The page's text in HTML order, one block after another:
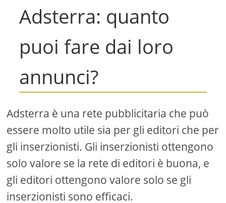
Adsterra: quanto
puoi fare dai loro
annunci?
Adsterra è una rete pubblicitaria che può
essere molto utile sia per gli editori che per
gli inserzionisti. Gli inserzionisti ottengono
solo valore se la rete di editori è buona, e
gli editori ottengono valore solo se gli
inserzionisti sono efficaci.